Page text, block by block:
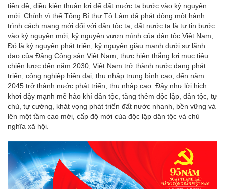
tiền đề, điều kiện thuận lợi để đất nước ta bước vào kỷ nguyên
mới. Chính vì thế Tổng Bí thư Tô Lâm đã phát động một hành
trình cách mạng mới đối với dân tộc ta, đất nước ta là tự tin bước
vào kỷ nguyên mới, kỷ nguyên vươn mình của dân tộc Việt Nam;
Đó là kỷ nguyên phát triển, kỷ nguyên giàu mạnh dưới sự lãnh
đạo của Đảng Cộng sản Việt Nam, thực hiện thắng lợi mục tiêu
chiến lược đến năm 2030, Việt Nam trở thành nước đang phát
triển, công nghiệp hiện đại, thu nhập trung bình cao; đến năm
2045 trở thành nước phát triển, thu nhập cao. Đây như lời hịch
khơi dậy mạnh mẽ hào khí dân tộc, tăng thêm độc lập, dân tộc, tự
chủ, tự cường, khát vọng phát triển đất nước nhanh, bền vững và
lên một tầm cao mới, cấp độ mới của độc lập dân tộc và chủ
nghĩa xã hội.